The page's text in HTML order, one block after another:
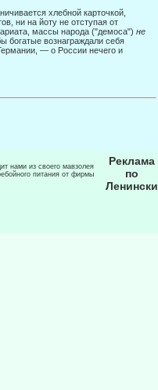
хлебной карточкой,
ни на йоту не отступая от
массы народа ("демо­са") не
богатые вознаграждали себя
— о России нечего и
нами из своего мавзолея
питания от фирмы
Реклама
по
Ленински